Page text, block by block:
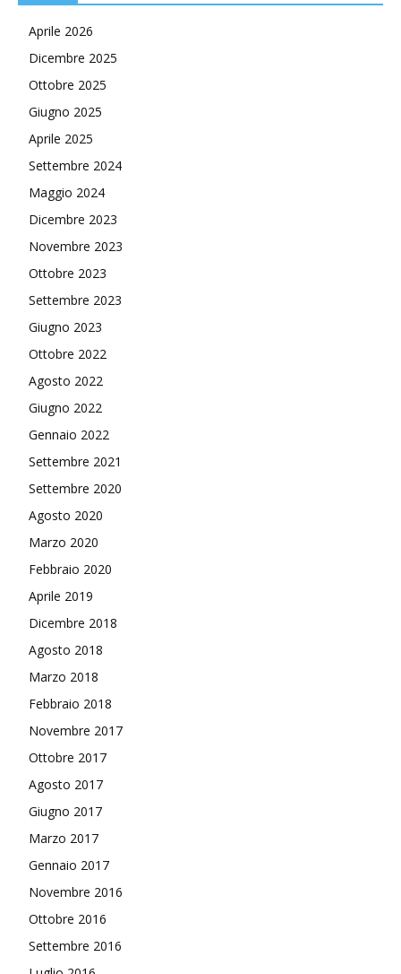
Aprile 2026
Dicembre 2025
Ottobre 2025
Giugno 2025
Aprile 2025
Settembre 2024
Maggio 2024
Dicembre 2023
Novembre 2023
Ottobre 2023
Settembre 2023
Giugno 2023
Ottobre 2022
Agosto 2022
Giugno 2022
Gennaio 2022
Settembre 2021
Settembre 2020
Agosto 2020
Marzo 2020
Febbraio 2020
Aprile 2019
Dicembre 2018
Agosto 2018
Marzo 2018
Febbraio 2018
Novembre 2017
Ottobre 2017
Agosto 2017
Giugno 2017
Marzo 2017
Gennaio 2017
Novembre 2016
Ottobre 2016
Settembre 2016